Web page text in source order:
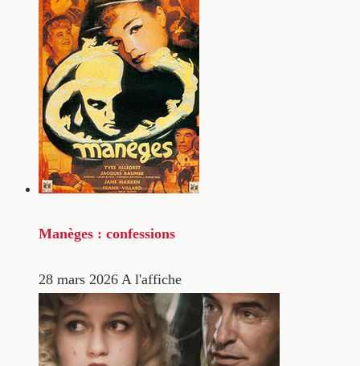
Manèges : confessions
28 mars 2026 A l'affiche